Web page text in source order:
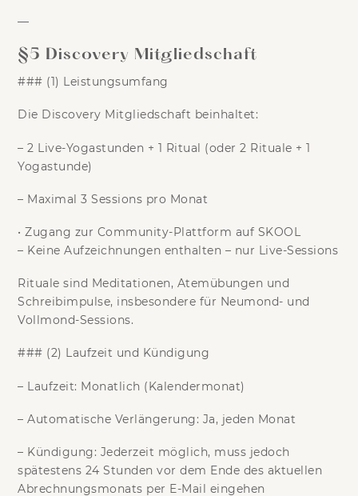
—
§5 Discovery Mitgliedschaft
### (1) Leistungsumfang
Die Discovery Mitgliedschaft beinhaltet:
–2 Live-Yogastunden + 1 Ritual (oder 2 Rituale + 1
Yogastunde)
– Maximal 3 Sessions pro Monat
•Zugang zur Community-Plattform auf SKOOL
– Keine Aufzeichnungen enthalten – nur Live-Sessions
Rituale sind Meditationen, Atemübungen und
Schreibimpulse, insbesondere für Neumond- und
Vollmond-Sessions.
### (2) Laufzeit und Kündigung
– Laufzeit: Monatlich (Kalendermonat)
–Automatische Verlängerung: Ja, jeden Monat
– Kündigung: Jederzeit möglich, muss jedoch
spätestens 24 Stunden vor dem Ende des aktuellen
Abrechnungsmonats per E-Mail eingehen